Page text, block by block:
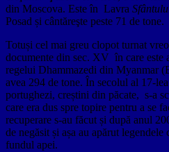
din Moscova. Este în Lavra
Posad și cântăreşte peste 71 de tone.
Totuși cel mai greu clopot turnat
documente din sec. XV în care
regelui Dhammazedi din Myanmar
avea 294 de tone. În secolul al 17-
portughezi, creștini din păcate, s-a
care era dus spre topire pentru a se
recuperare s-au făcut și după anul
de negăsit și așa au apărut
fundul apei.